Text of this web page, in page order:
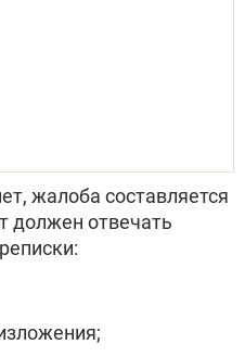
жалоба составляется
должен отвечать